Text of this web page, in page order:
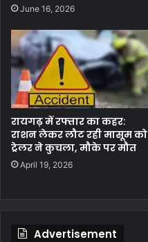
June 16, 2026
रायगढ़ में रफ्तार का कहर:
राशन लेकर लौट रही मासूम को
ट्रेलर ने कुचला, मौके पर मौत
April 19, 2026
Advertisement